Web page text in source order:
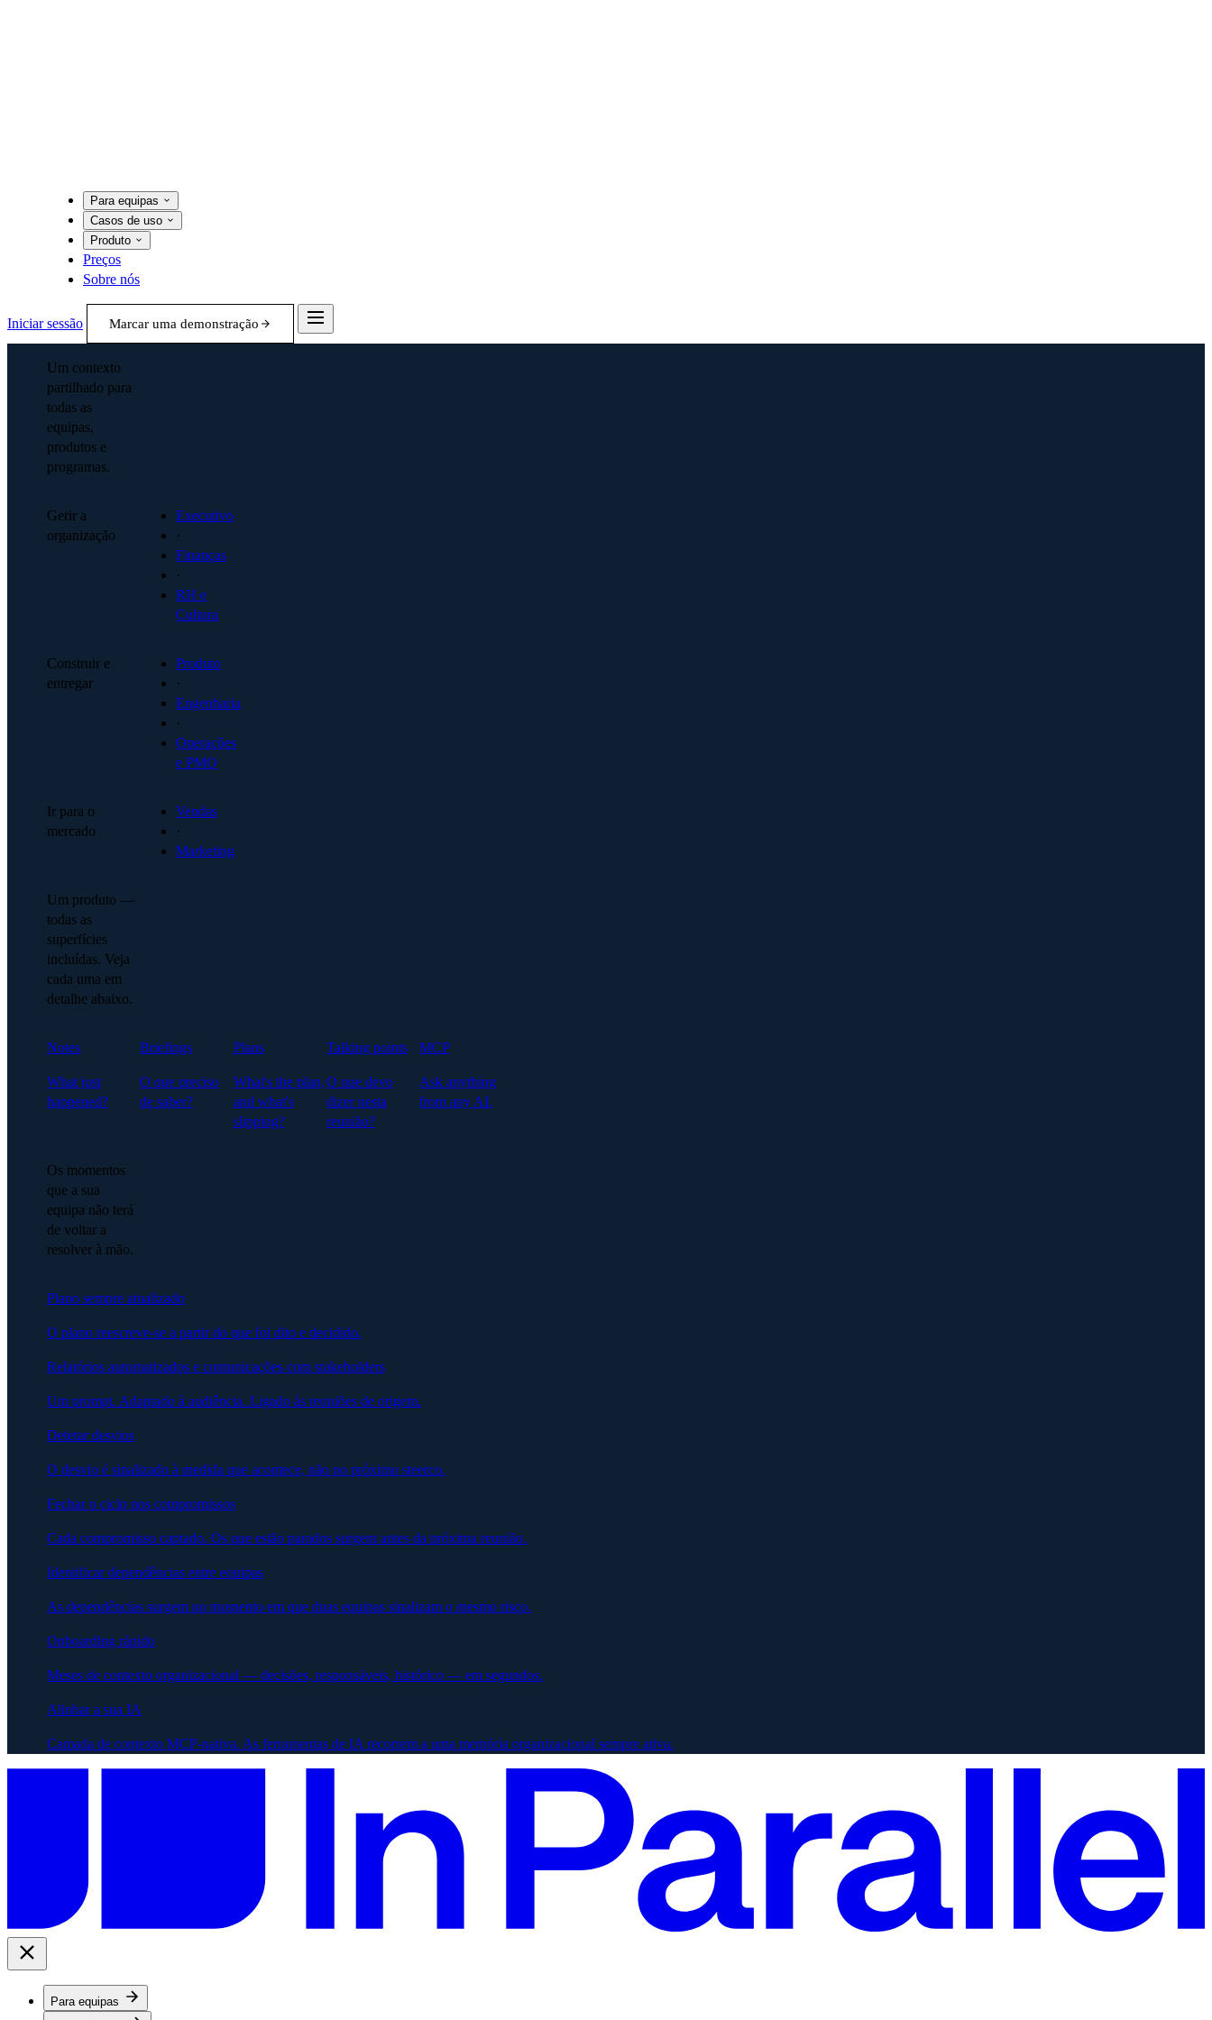
Para equipas
Casos de uso
Produto
Preços
Sobre nós
Iniciar sessão Marcar uma demonstração
Um contexto
partilhado para
todas as
equipas,
produtos e
programas.
Gerir a
organização
Executivo
·
Finanças
·
RH e
Cultura
Construir e
entregar
Produto
·
Engenharia
·
Operações
e PMO
Ir para o
mercado
Vendas
·
Marketing
Um produto —
todas as
superfícies
incluídas. Veja
cada uma em
detalhe abaixo.
Notes
What just
happened?
Briefings
O que preciso
de saber?
Plans
What's the plan,
and what's
slipping?
Talking points
O que devo
dizer nesta
reunião?
MCP
Ask anything
from any AI.
Os momentos
que a sua
equipa não terá
de voltar a
resolver à mão.
Plano sempre atualizado
O plano reescreve-se a partir do que foi dito e decidido.
Relatórios automatizados e comunicações com stakeholders
Um prompt. Adaptado à audiência. Ligado às reuniões de origem.
Detetar desvios
O desvio é sinalizado à medida que acontece, não no próximo steerco.
Fechar o ciclo nos compromissos
Cada compromisso captado. Os que estão parados surgem antes da próxima reunião.
Identificar dependências entre equipas
As dependências surgem no momento em que duas equipas sinalizam o mesmo risco.
Onboarding rápido
Meses de contexto organizacional — decisões, responsáveis, histórico — em segundos.
Alinhar a sua IA
Camada de contexto MCP-nativa. As ferramentas de IA recorrem a uma memória organizacional sempre ativa.
Para equipas